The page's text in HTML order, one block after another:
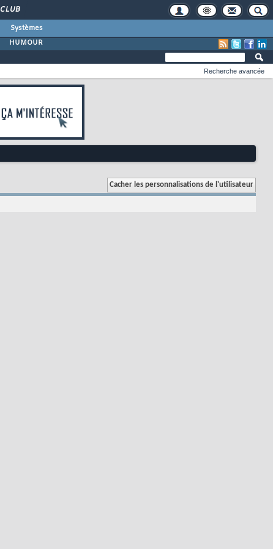
CLUB
Systèmes
HUMOUR
Recherche avancée